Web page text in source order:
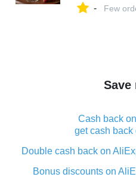
- Few
Save
Cash back
get cash back
Double cash back on
Bonus discounts on